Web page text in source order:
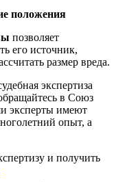
положения
позволяет
его источник,
размер вреда.
экспертиза
в Союз
эксперты имеют
опыт, а
и получить